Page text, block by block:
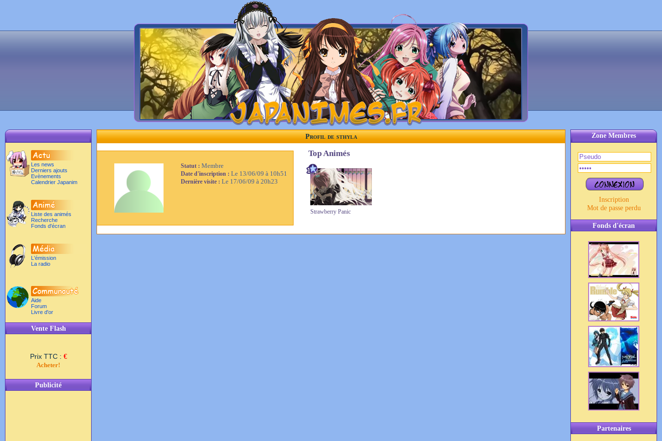
Les news
Derniers ajouts
Evènements
Calendrier Japanim
Liste des animés
Recherche
Fonds d'écran
L'émission
La radio
Aide
Forum
Livre d'or
Vente Flash
Prix TTC : €
Acheter!
Publicité
Zone Membres
Inscription
Mot de passe perdu
Fonds d'écran
Partenaires
Profil de sthyla
Statut : Membre
Date d'inscription : Le 13/06/09 à 10h51
Dernière visite : Le 17/06/09 à 20h23
Top Animés
Strawberry Panic